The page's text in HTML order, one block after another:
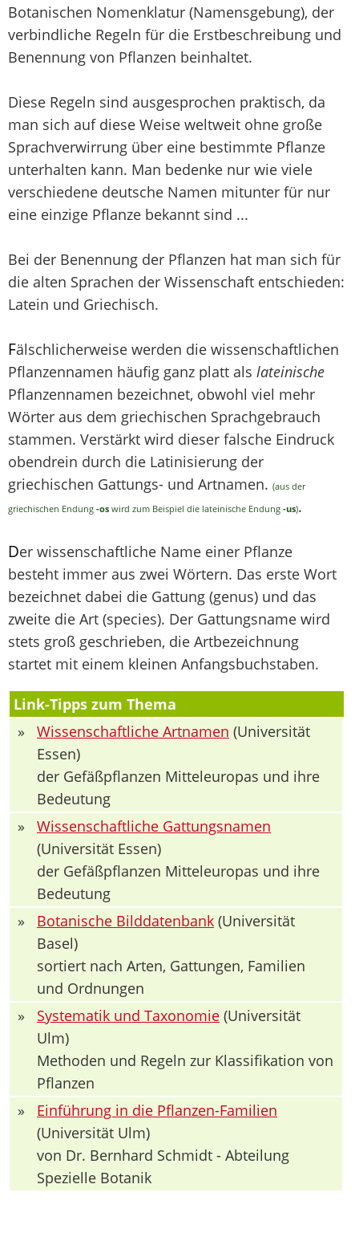
Botanischen Nomenklatur (Namensgebung), der
verbindliche Regeln für die Erstbeschreibung und
Benennung von Pflanzen beinhaltet.
Diese Regeln sind ausgesprochen praktisch, da
man sich auf diese Weise weltweit ohne große
Sprachverwirrung über eine bestimmte Pflanze
unterhalten kann. Man bedenke nur wie viele
verschiedene deutsche Namen mitunter für nur
eine einzige Pflanze bekannt sind ...
Bei der Benennung der Pflanzen hat man sich für
die alten Sprachen der Wissenschaft entschieden:
Latein und Griechisch.
Fälschlicherweise werden die wissenschaftlichen
Pflanzennamen häufig ganz platt als lateinische
Pflanzennamen bezeichnet, obwohl viel mehr
Wörter aus dem griechischen Sprachgebrauch
stammen. Verstärkt wird dieser falsche Eindruck
obendrein durch die Latinisierung der
griechischen Gattungs- und Artnamen. (aus der
griechischen Endung -os wird zum Beispiel die lateinische Endung -us).
Der wissenschaftliche Name einer Pflanze
besteht immer aus zwei Wörtern. Das erste Wort
bezeichnet dabei die Gattung (genus) und das
zweite die Art (species). Der Gattungsname wird
stets groß geschrieben, die Artbezeichnung
startet mit einem kleinen Anfangsbuchstaben.
Link-Tipps zum Thema
»
Wissenschaftliche Artnamen (Universität
Essen)
der Gefäßpflanzen Mitteleuropas und ihre
Bedeutung
»
Wissenschaftliche Gattungsnamen
(Universität Essen)
der Gefäßpflanzen Mitteleuropas und ihre
Bedeutung
»
Botanische Bilddatenbank (Universität
Basel)
sortiert nach Arten, Gattungen, Familien
und Ordnungen
»
Systematik und Taxonomie (Universität
Ulm)
Methoden und Regeln zur Klassifikation von
Pflanzen
»
Einführung in die Pflanzen-Familien
(Universität Ulm)
von Dr. Bernhard Schmidt - Abteilung
Spezielle Botanik